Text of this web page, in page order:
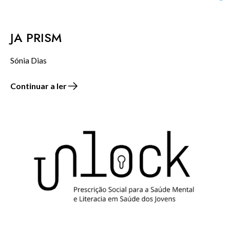
JA PRISM
Sónia Dias
Continuar a ler